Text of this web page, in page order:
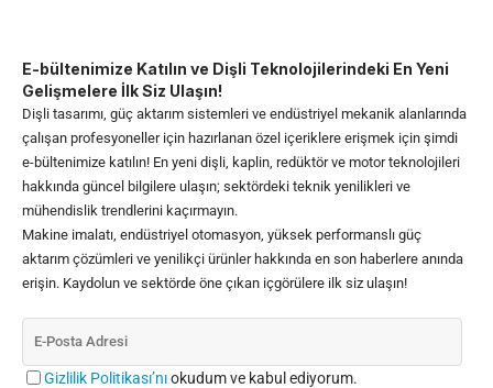
E-bültenimize Katılın ve Dişli Teknolojilerindeki En Yeni
Gelişmelere İlk Siz Ulaşın!
Dişli tasarımı, güç aktarım sistemleri ve endüstriyel mekanik alanlarında
çalışan profesyoneller için hazırlanan özel içeriklere erişmek için şimdi
e-bültenimize katılın! En yeni dişli, kaplin, redüktör ve motor teknolojileri
hakkında güncel bilgilere ulaşın; sektördeki teknik yenilikleri ve
mühendislik trendlerini kaçırmayın.
Makine imalatı, endüstriyel otomasyon, yüksek performanslı güç
aktarım çözümleri ve yenilikçi ürünler hakkında en son haberlere anında
erişin. Kaydolun ve sektörde öne çıkan içgörülere ilk siz ulaşın!
Gizlilik Politikası’nıokudum ve kabul ediyorum.